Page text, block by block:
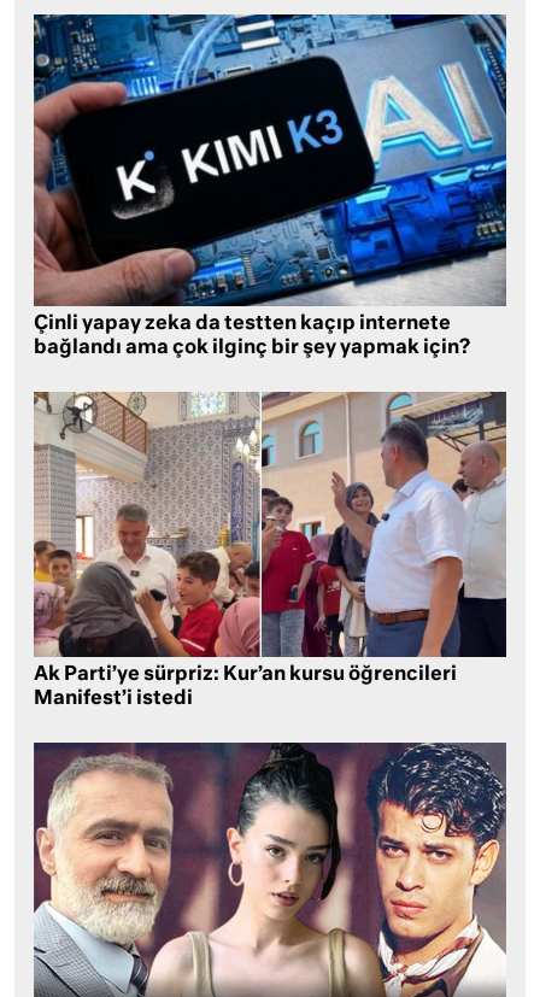
Çinli yapay zeka da testten kaçıp internete
bağlandı ama çok ilginç bir şey yapmak için?
Ak Parti’ye sürpriz: Kur’an kursu öğrencileri
Manifest’i istedi